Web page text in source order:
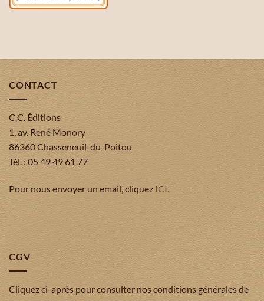
CONTACT
C.C. Éditions
1, av. René Monory
86360 Chasseneuil-du-Poitou
Tél. : 05 49 49 61 77
Pour nous envoyer un email, cliquez ICI.
CGV
Cliquez ci-après pour consulter nos conditions générales de